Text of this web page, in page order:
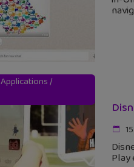
Applications/
Play